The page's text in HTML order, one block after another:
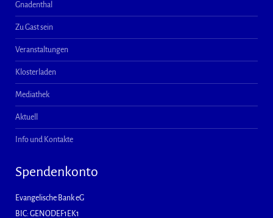
Gnadenthal
Zu Gast sein
Veranstaltungen
Klosterladen
Mediathek
Aktuell
Info und Kontakte
Spendenkonto
Evangelische Bank eG
BIC: GENODEF1EK1